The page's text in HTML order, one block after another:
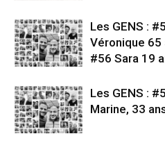
Les GENS :
Véronique 65
#56 Sara 19
Les GENS :
Marine, 33